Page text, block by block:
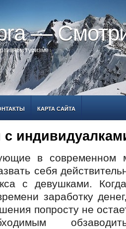
—
туризме
КАРТА САЙТА
с
в современном
себя
с девушками.
заработку
попросту не